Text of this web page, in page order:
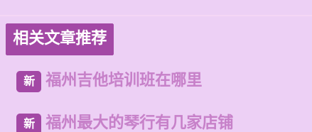
相关文章推荐
新 福州吉他培训班在哪里
新 福州最大的琴行有几家店铺